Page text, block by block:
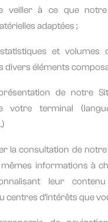
veiller à ce que notre
adaptées ;
statistiques et volumes
divers éléments
de notre
votre terminal
la consultation de
informations à
leur
centres d’intérêts que